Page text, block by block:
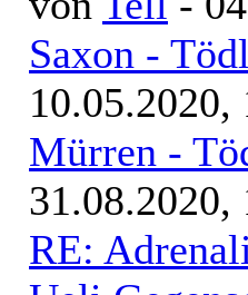
Saxon -
10.05.2020,
Mürren -
31.08.2020,
RE: